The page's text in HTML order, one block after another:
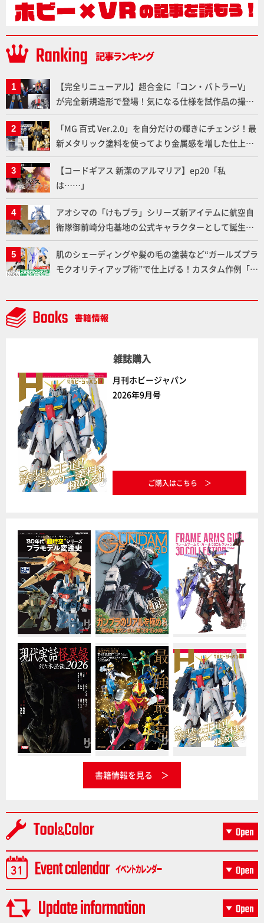
【完全リニューアル】超合金に「コン・バトラーV」
が完全新規造形で登場！気になる仕様を試作品の撮り
下ろしでご紹介!!さらに「大鉄人17」＆「ワンエイ
ト」セット情報もお届け！【超合金の魂】
「MG 百式 Ver.2.0」を自分だけの輝きにチェンジ！最
新メタリック塗料を使ってより金属感を増した仕上が
りに!!【試し読み】
【コードギアス 新潔のアルマリア】ep20「私
は……」
アオシマの「けもプラ」シリーズ新アイテムに航空自
衛隊御前崎分屯基地の公式キャラクターとして誕生し
た「おまねこ」が着任！けもプラ公式サイト限定版と
通常版の2ラインで発売！
肌のシェーディングや髪の毛の塗装など“ガールズプラ
モクオリティアップ術”で仕上げる！カスタム作例「白
デルコンテスト」～8月17日（月）11:59まで応募受付
中】
雑誌購入
月刊ホビージャパン
2026年9月号
ご購入はこちら
書籍情報を見る